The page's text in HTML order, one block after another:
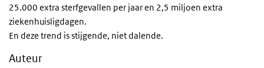
25.000 extra sterfgevallen per jaar en 2,5 miljoen extra
ziekenhuisligdagen.
En deze trend is stijgende, niet dalende.
Auteur